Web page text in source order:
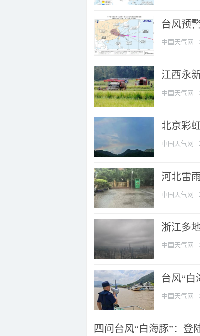
台风预
中国天气网
江西永
中国天气网
北京彩
中国天气网
河北雷
中国天气网
浙江多
中国天气网
台风“白
中国天气网
四问台风“白海豚”：登